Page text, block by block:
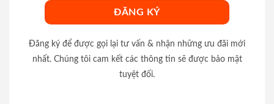
Đăng ký để được gọi lại tư vấn & nhận những ưu đãi mới
nhất. Chúng tôi cam kết các thông tin sẽ được bảo mật
tuyệt đối.